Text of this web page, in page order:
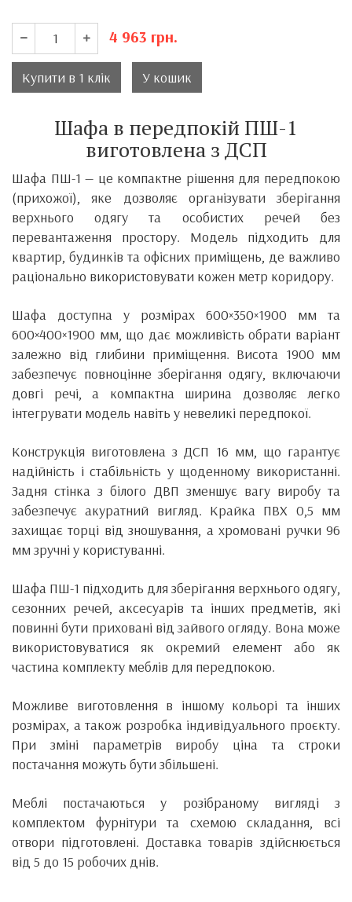
4 963 грн.
Купити в 1 клік У кошик
Шафа в передпокій ПШ-1
виготовлена з ДСП
Шафа ПШ-1 — це компактне рішення для передпокою
(прихожої), яке дозволяє організувати зберігання
верхнього одягу та особистих речей без
перевантаження простору. Модель підходить для
квартир, будинків та офісних приміщень, де важливо
раціонально використовувати кожен метр коридору.
Шафа доступна у розмірах 600×350×1900 мм та
600×400×1900 мм, що дає можливість обрати варіант
залежно від глибини приміщення. Висота 1900 мм
забезпечує повноцінне зберігання одягу, включаючи
довгі речі, а компактна ширина дозволяє легко
інтегрувати модель навіть у невеликі передпокої.
Конструкція виготовлена з ДСП 16 мм, що гарантує
надійність і стабільність у щоденному використанні.
Задня стінка з білого ДВП зменшує вагу виробу та
забезпечує акуратний вигляд. Крайка ПВХ 0,5 мм
захищає торці від зношування, а хромовані ручки 96
мм зручні у користуванні.
Шафа ПШ-1 підходить для зберігання верхнього одягу,
сезонних речей, аксесуарів та інших предметів, які
повинні бути приховані від зайвого огляду. Вона може
використовуватися як окремий елемент або як
частина комплекту меблів для передпокою.
Можливе виготовлення в іншому кольорі та інших
розмірах, а також розробка індивідуального проєкту.
При зміні параметрів виробу ціна та строки
постачання можуть бути збільшені.
Меблі постачаються у розібраному вигляді з
комплектом фурнітури та схемою складання, всі
отвори підготовлені. Доставка товарів здійснюється
від 5 до 15 робочих днів.